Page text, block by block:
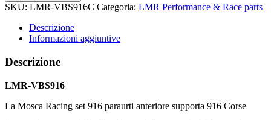
SKU: LMR-VBS916C Categoria: LMR Performance & Race parts
Descrizione
Informazioni aggiuntive
Descrizione
LMR-VBS916
La Mosca Racing set 916 paraurti anteriore supporta 916 Corse